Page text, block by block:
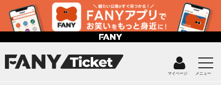
マイページ メニュー